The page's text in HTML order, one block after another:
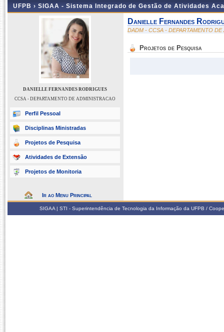
UFPB › SIGAA - Sistema Integrado de Gestão de Atividades
DANIELLE FERNANDES RODRIGUES
CCSA - DEPARTAMENTO DE ADMINISTRACAO
Perfil Pessoal
Disciplinas Ministradas
Projetos de Pesquisa
Atividades de Extensão
Projetos de Monitoria
Ir ao Menu Principal
Danielle Fernandes
DADM - CCSA - DEPARTAMENTO
Projetos de Pesquisa
SIGAA | STI - Superintendência de Tecnologia da Informação da UFPB /